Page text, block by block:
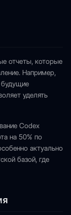
отчеты, которые
Например,
будущие
уделять
Codex
на 50% по
актуально
базой, где